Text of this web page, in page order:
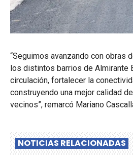
“Seguimos avanzando con obras
los distintos barrios de Almirante
circulación, fortalecer la
construyendo una mejor calidad
vecinos”, remarcó Mariano
NOTICIAS RELACIONADAS